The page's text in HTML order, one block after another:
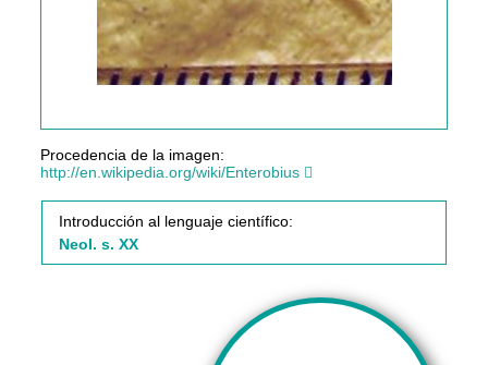
Procedencia de la imagen:
http://en.wikipedia.org/wiki/Enterobius
Introducción al lenguaje científico:
Neol. s. XX